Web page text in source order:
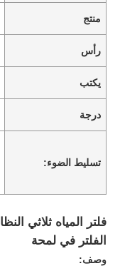
منزل
منتج
رأس
يكتب
درجة
تسليط الضوء:
الفلتر في لمحة
وصف: